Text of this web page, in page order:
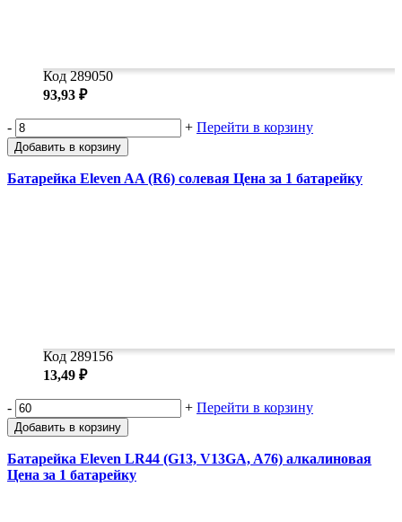
Код 289050
93,93 ₽
- + Перейти в корзину
Добавить в корзину
Батарейка Eleven AA (R6) солевая Цена за 1 батарейку
Код 289156
13,49 ₽
- + Перейти в корзину
Добавить в корзину
Батарейка Eleven LR44 (G13, V13GA, A76) алкалиновая
Цена за 1 батарейку